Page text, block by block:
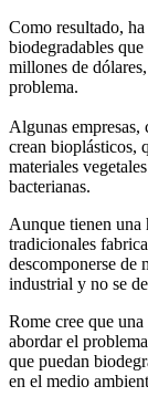
Como resultado,
biodegradables
millones de
problema.
Algunas
crean bioplásticos,
materiales
bacterianas.
Aunque tienen una
tradicionales
descomponerse de
industrial y no se
Rome cree que
abordar el
que puedan
en el medio